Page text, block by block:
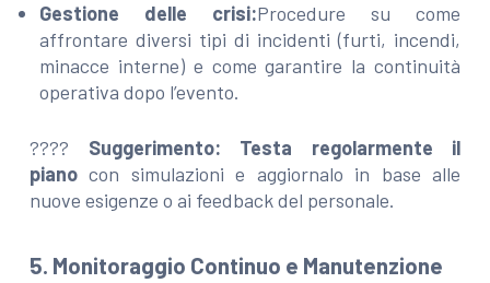
Gestione delle crisi:Procedure su come
affrontare diversi tipi di incidenti (furti, incendi,
minacce interne) e come garantire la continuità
operativa dopo l’evento.
???? Suggerimento:
Testa regolarmente il
piano con simulazioni e aggiornalo in base alle
nuove esigenze o ai feedback del personale.
5. Monitoraggio Continuo e Manutenzione